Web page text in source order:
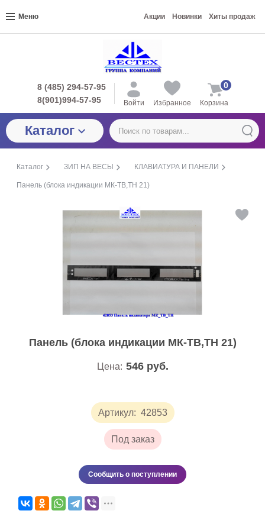
Меню Акции Новинки Хиты продаж
8 (485) 294-57-95
8(901)994-57-95
Войти Избранное Корзина
0
Каталог
Каталог ЗИП НА ВЕСЫ КЛАВИАТУРА И ПАНЕЛИ
Панель (блока индикации МК-ТВ,ТН 21)
Панель (блока индикации МК-ТВ,ТН 21)
Артикул: 42853
Под заказ
Цена: 546 руб.
Сообщить о поступлении